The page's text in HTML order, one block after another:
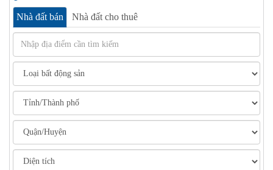
Nhà đất bán Nhà đất cho thuê